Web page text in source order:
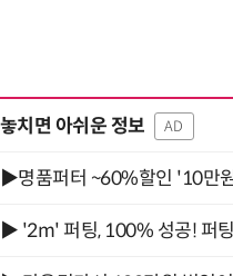
놓치면 아쉬운 정보 AD
▶명품퍼터 ~60%할인 '10만
▶ '2m' 퍼팅, 100% 성공! 퍼